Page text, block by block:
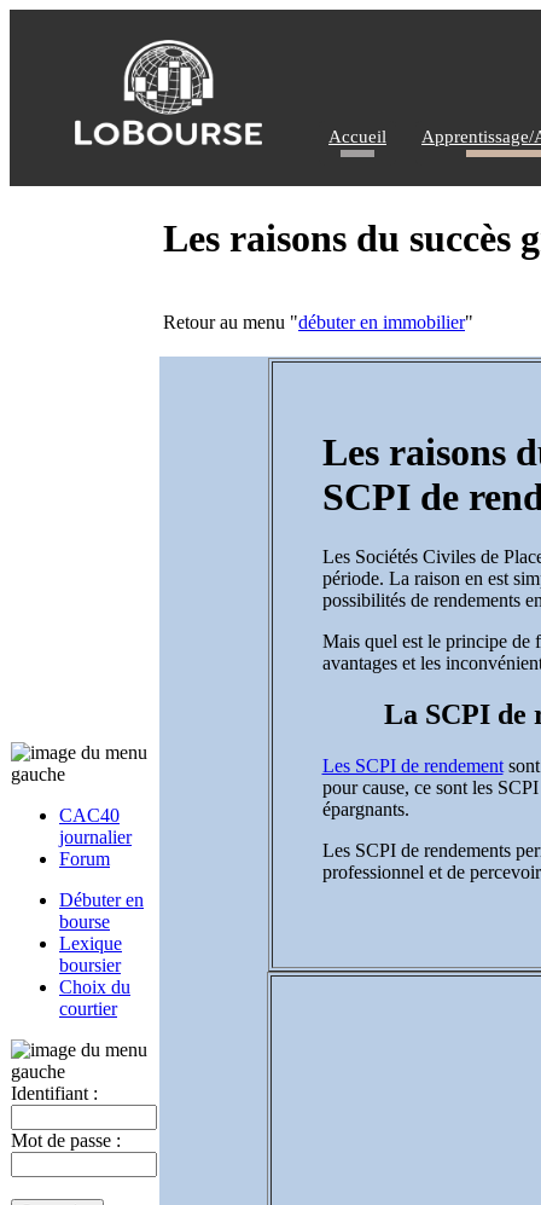
Accueil
CAC40
journalier
Forum
Débuter en
bourse
Lexique
boursier
Choix du
courtier
Identifiant :
Mot de passe :
Les raisons du succès
Retour au menu "débuter en immobilier"
Les raisons
SCPI de
Les Sociétés Civiles de
période. La raison en est
possibilités de rendements
Mais quel est le principe de
avantages et les
La SCPI de
Les SCPI de rendementsont
pour cause, ce sont les
épargnants.
Les SCPI de rendements
professionnel et de